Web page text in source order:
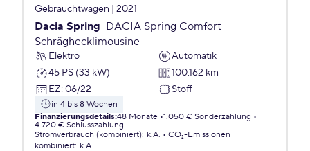
Gebrauchtwagen | 2021
Dacia Spring DACIA Spring Comfort
Schräghecklimousine
Elektro
Automatik
45 PS (33 kW)
100.162 km
EZ: 06/22 Stoff
in 4 bis 8 Wochen
Finanzierungsdetails:48 Monate 1.050 € Sonderzahlung
4.720 € Schlusszahlung
Stromverbrauch (kombiniert): k.A.
CO₂-Emissionen
kombiniert: k.A.